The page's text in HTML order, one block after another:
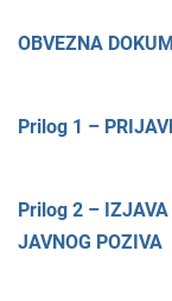
OBVEZNA
Prilog 1 –
Prilog 2 – IZJAVA
JAVNOG POZIVA